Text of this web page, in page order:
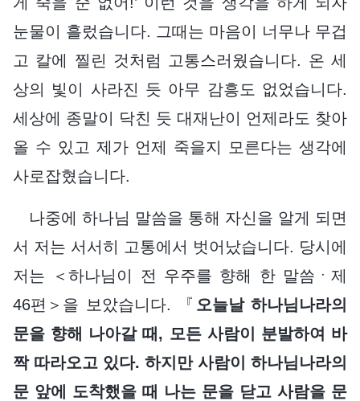
눈물이 흘렀습니다. 그때는 마음이 너무나 무겁
고 칼에 찔린 것처럼 고통스러웠습니다. 온 세
상의 빛이 사라진 듯 아무 감흥도 없었습니다.
세상에 종말이 닥친 듯 대재난이 언제라도 찾아
올 수 있고 제가 언제 죽을지 모른다는 생각에
사로잡혔습니다.
나중에 하나님 말씀을 통해 자신을 알게 되면
서 저는 서서히 고통에서 벗어났습니다. 당시에
저는 ＜하나님이 전 우주를 향해 한 말씀ㆍ제
46편＞을 보았습니다. 『 오늘날 하나님나라의
문을 향해 나아갈 때, 모든 사람이 분발하여 바
짝 따라오고 있다. 하지만 사람이 하나님나라의
문 앞에 도착했을 때 나는 문을 닫고 사람을 문